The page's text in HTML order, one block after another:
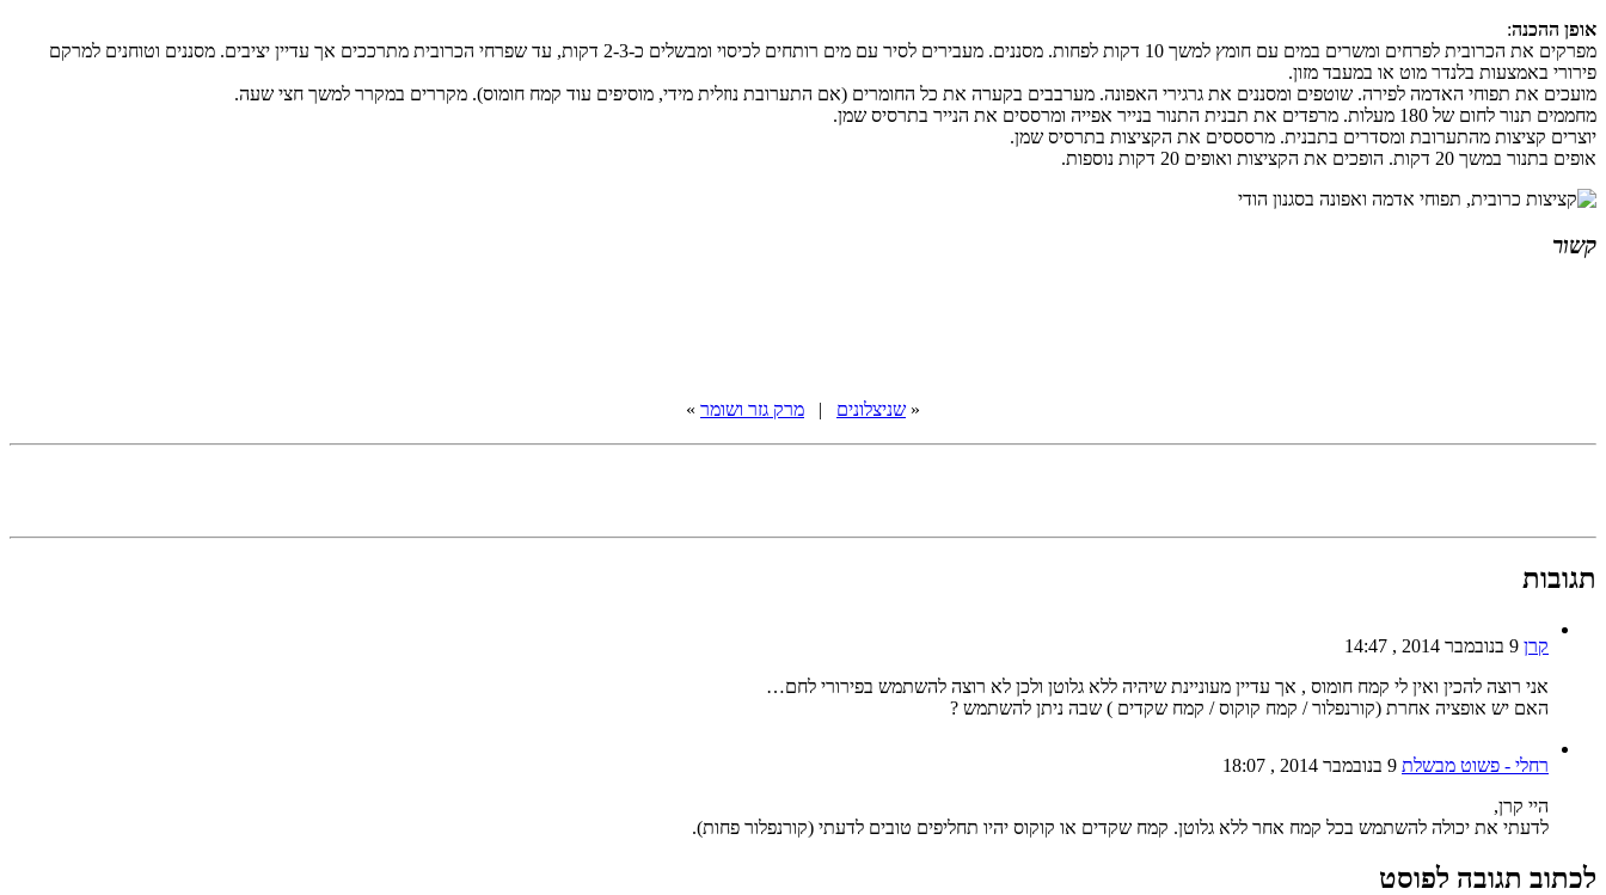
אופן ההכנה:
מפרקים את הכרובית לפרחים ומשרים במים עם חומץ למשך 10 דקות לפחות. מסננים. מעבירים לסיר עם מים רותחים לכיסוי ומבשלים כ-2-3 דקות, עד שפרחי הכרובית מתרככים אך עדיין יציבים. מסננים וטוחנים למרקם
פירורי באמצעות בלנדר מוט או במעבד מזון.
מועכים את תפוחי האדמה לפירה. שוטפים ומסננים את גרגירי האפונה. מערבבים בקערה את כל החומרים (אם התערובת נוזלית מידי, מוסיפים עוד קמח חומוס). מקררים במקרר למשך חצי שעה.
מחממים תנור לחום של 180 מעלות. מרפדים את תבנית התנור בנייר אפייה ומרססים את הנייר בתרסיס שמן.
יוצרים קציצות מהתערובת ומסדרים בתבנית. מרסססים את הקציצות בתרסיס שמן.
אופים בתנור במשך 20 דקות. הופכים את הקציצות ואופים 20 דקות נוספות.
קשור
« שניצלונים | מרק גזר ושומר »
תגובות
קרן 9 בנובמבר 2014 , 14:47
אני רוצה להכין ואין לי קמח חומוס , אך עדיין מעוניינת שיהיה ללא גלוטן ולכן לא רוצה להשתמש בפירורי לחם…
האם יש אופציה אחרת (קורנפלור / קמח קוקוס / קמח שקדים ) שבה ניתן להשתמש ?
רחלי - פשוט מבשלת 9 בנובמבר 2014 , 18:07
היי קרן,
לדעתי את יכולה להשתמש בכל קמח אחר ללא גלוטן. קמח שקדים או קוקוס יהיו תחליפים טובים לדעתי (קורנפלור פחות).
לכתוב תגובה לפוסט